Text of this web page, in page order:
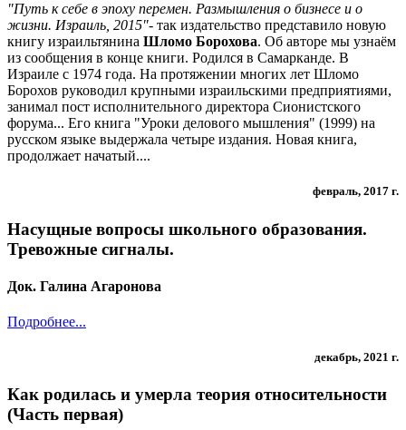
"Путь к себе в эпоху перемен. Размышления о бизнесе и о
жизни. Израиль, 2015"- так издательство представило новую
книгу израильтянина Шломо Борохова. Об авторе мы узнаём
из сообщения в конце книги. Родился в Самарканде. В
Израиле с 1974 года. На протяжении многих лет Шломо
Борохов руководил крупными израильскими предприятиями,
занимал пост исполнительного директора Сионистского
форума... Его книга "Уроки делового мышления" (1999) на
русском языке выдержала четыре издания. Новая книга,
продолжает начатый....
февраль, 2017 г.
Насущные вопросы школьного образования.
Тревожные сигналы.
Док. Галина Агаронова
Подробнее...
декабрь, 2021 г.
Как родилась и умерла теория относительности
(Часть первая)